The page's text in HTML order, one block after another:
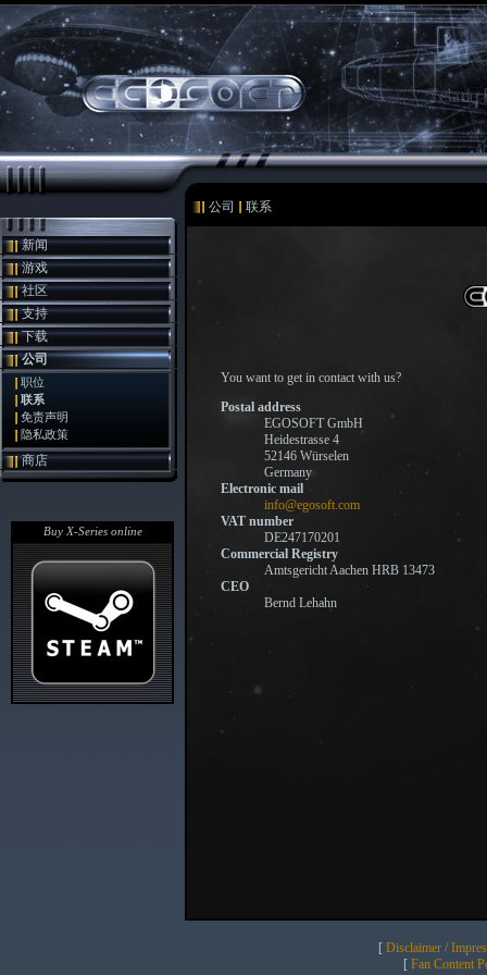
公司 联系
新闻
游戏
社区
支持
下载
公司
职位
联系
免责声明
隐私政策
商店
Buy X-Series online
You want to get in contact with us?
Postal address
EGOSOFT GmbH
Heidestrasse 4
52146 Würselen
Germany
Electronic mail
info@egosoft.com
VAT number
DE247170201
Commercial Registry
Amtsgericht Aachen HRB 13473
CEO
Bernd Lehahn
[ Disclaimer /
[ Fan Content